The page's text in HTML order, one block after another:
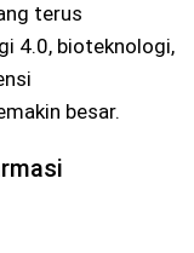
terus
4.0, bioteknologi,
besar.